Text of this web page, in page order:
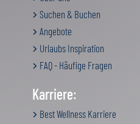
Suchen & Buchen
Angebote
Urlaubs Inspiration
FAQ - Häufige Fragen
Karriere:
Best Wellness Karriere